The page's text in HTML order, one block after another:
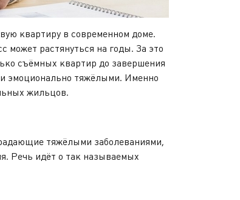
квартиру в современном доме.
может растянуться на годы. За это
съёмных квартир до завершения
и эмоционально тяжёлыми. Именно
жильцов.
тяжёлыми заболеваниями,
Речь идёт о так называемых